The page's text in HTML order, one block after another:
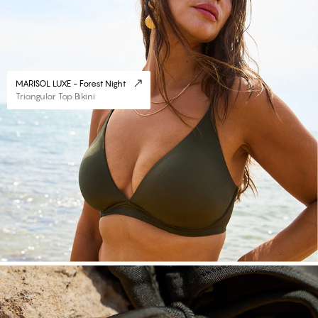
MARISOL LUXE - Forest Night
Triangular Top Bikini
#30